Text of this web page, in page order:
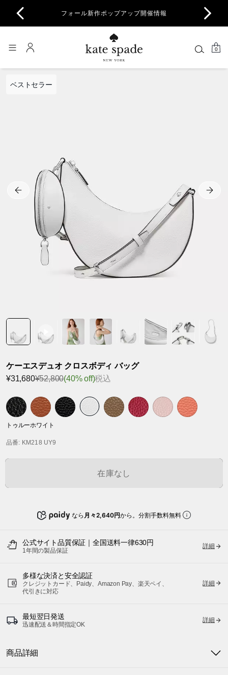
フォール新作ポップアップ開催情報
0
ベストセラー
ケーエスデュオ クロスボディ バッグ
¥31,680¥52,800(40% off)税込
トゥルーホワイト
品番: KM218 UY9
在庫なし
なら 月々2,640円から。分割手数料無料
公式サイト品質保証｜全国送料一律630円
1年間の製品保証
詳細
多様な決済と安全認証
クレジットカード、Paidy、Amazon Pay、楽天ペイ、
代引きに対応
詳細
最短翌日発送
迅速配送＆時間指定OK
詳細
商品詳細